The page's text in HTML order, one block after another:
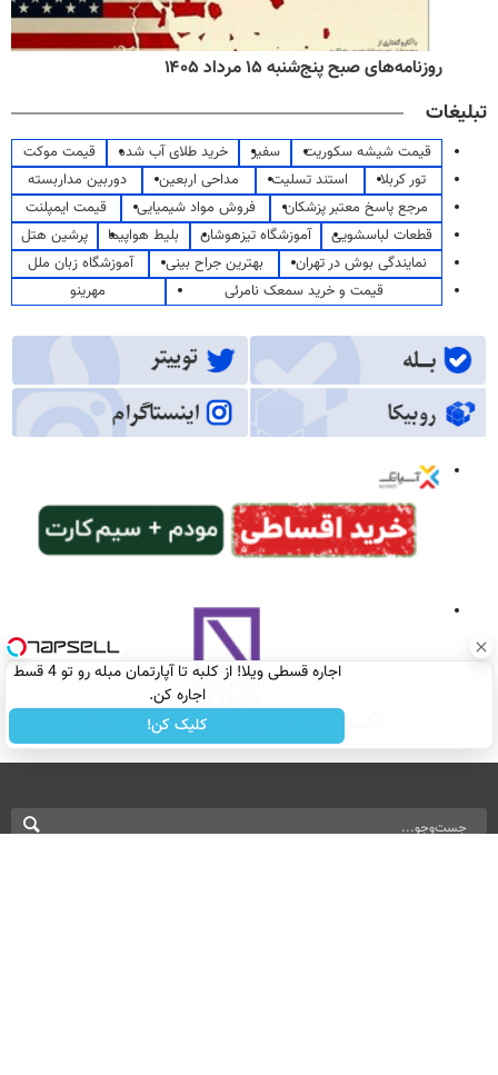
روزنامه‌های صبح پنج‌شنبه ۱۵ مرداد ۱۴۰۵
تبلیغات
قیمت شیشه سکوریت سفیر خرید طلای آب شده
قیمت موکت
تور کربلا
استند تسلیت مداحی اربعین
دوربین مداربسته
مرجع پاسخ معتبر پزشکان
فروش مواد شیمیایی
قیمت ایمپلنت
قطعات لباسشویی
آموزشگاه تیزهوشان بلیط هواپیما
پرشین هتل
نمایندگی بوش در تهران
بهترین جراح بینی
آموزشگاه زبان ملل
قیمت و خرید سمعک نامرئی
مهرینو
اجاره‌ قسطی ویلا! از کلبه تا آپارتمان مبله رو تو 4 قسط
اجاره کن.
کلیک کن!